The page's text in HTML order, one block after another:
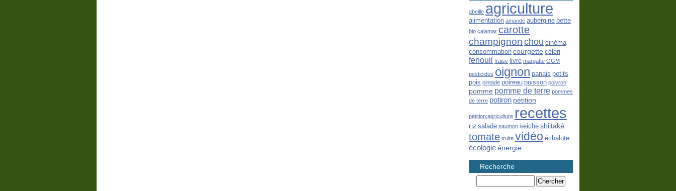
abeille agriculture
alimentation amande aubergine bette
bio calamar carotte
champignon chou cinéma
consommation courgette céleri
fenouil fraise livre margatte OGM
pesticides oignon panais petits
pois pintade poireau poisson poivron
pomme pomme de terre pommes
de terre potiron pétition
pétition;agriculture recettes
riz salade saumon seiche shiitaké
tomate truite vidéo échalote
écologieénergie
Recherche